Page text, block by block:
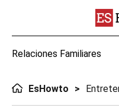
Relaciones Familiares
EsHowto